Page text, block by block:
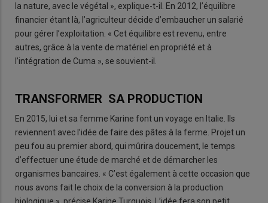
la nature, avec le végétal », explique-t-il. En 2012, l’équilibre
financier étant là, l’agriculteur décide d’embaucher un salarié
pour gérer l’exploitation. « Cet équilibre est revenu, entre
autres, grâce à la vente de matériel en propriété et à
l’intégration de Cuma », se souvient-il.
TRANSFORMER SA PRODUCTION
En 2015, lui et sa femme Karine font un voyage en Italie. Ils
reviennent avec l’idée de faire des pâtes à la ferme. Projet un
peu fou au premier abord, qui mûrira doucement, le temps
d’effectuer une étude de marché et de démarcher les
organismes bancaires. « C’est également à cette occasion que
nous avons fait le choix de la conversion à la production